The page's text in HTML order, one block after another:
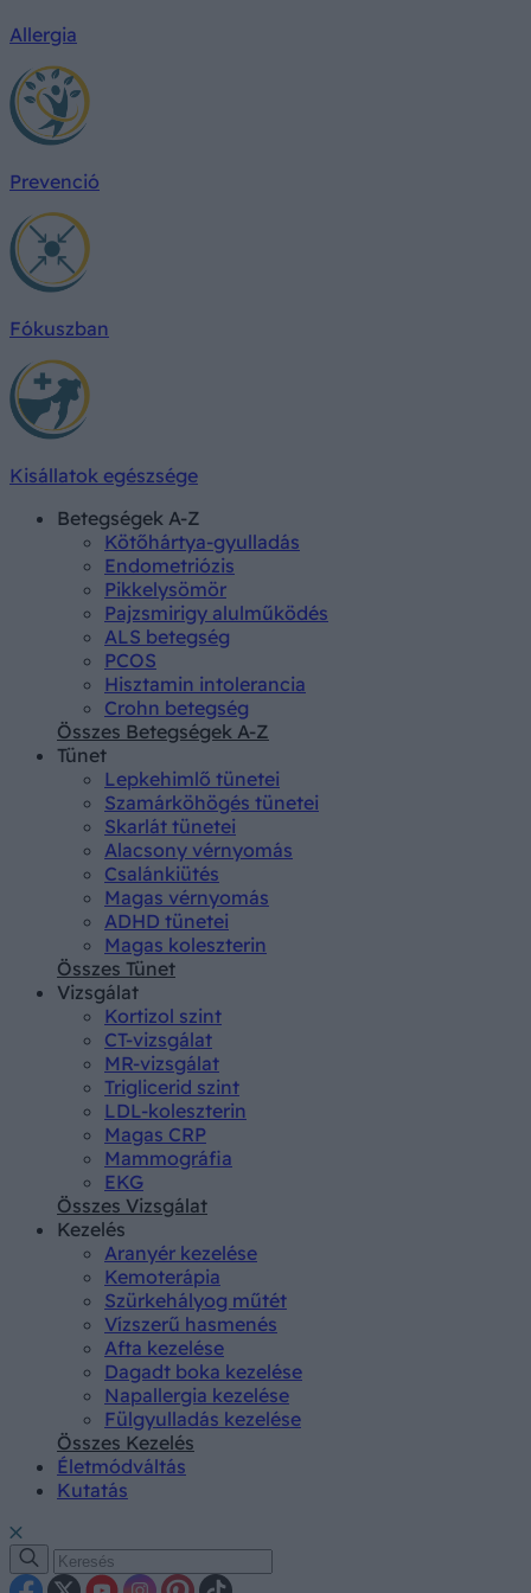
Allergia
Prevenció
Fókuszban
Kisállatok egészsége
Betegségek A-Z
Kötőhártya-gyulladás
Endometriózis
Pikkelysömör
Pajzsmirigy alulműködés
ALS betegség
PCOS
Hisztamin intolerancia
Crohn betegség
Összes Betegségek A-Z
Tünet
Lepkehimlő tünetei
Szamárköhögés tünetei
Skarlát tünetei
Alacsony vérnyomás
Csalánkiütés
Magas vérnyomás
ADHD tünetei
Magas koleszterin
Összes Tünet
Vizsgálat
Kortizol szint
CT-vizsgálat
MR-vizsgálat
Triglicerid szint
LDL-koleszterin
Magas CRP
Mammográfia
EKG
Összes Vizsgálat
Kezelés
Aranyér kezelése
Kemoterápia
Szürkehályog műtét
Vízszerű hasmenés
Afta kezelése
Dagadt boka kezelése
Napallergia kezelése
Fülgyulladás kezelése
Összes Kezelés
Életmódváltás
Kutatás